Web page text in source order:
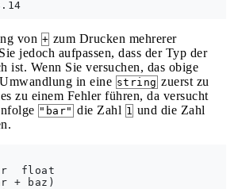
von + zum Drucken mehrerer
jedoch aufpassen, dass der Typ der
ist. Wenn Sie versuchen, das obige
in eine string zuerst zu
zu einem Fehler führen, da versucht
"bar" die Zahl 1 und die Zahl
float
+ baz)